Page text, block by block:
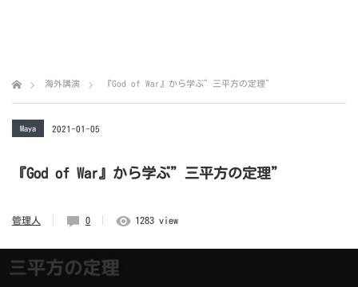
海外講演 『God of War』から学ぶ”三平方の定理”
Maya 2021-01-05
『God of War』から学ぶ”三平方の定理”
管理人 0 1283 view